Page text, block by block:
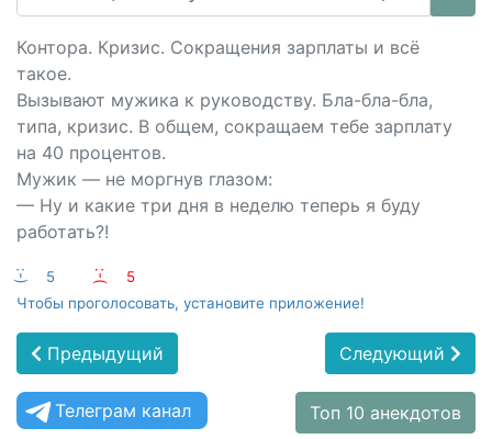
Контора. Кризис. Сокращения зарплаты и всё
такое.
Вызывают мужика к руководству. Бла-бла-бла,
типа, кризис. В общем, сокращаем тебе зарплату
на 40 процентов.
Мужик — не моргнув глазом:
— Ну и какие три дня в неделю теперь я буду
работать?!
:-) 5 :-(
5
Чтобы проголосовать, установите приложение!
Предыдущий Следующий
Телеграм канал Топ 10 анекдотов